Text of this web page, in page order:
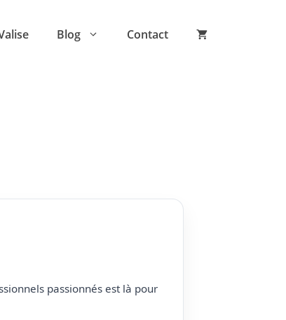
Blog Contact
passionnés est là pour